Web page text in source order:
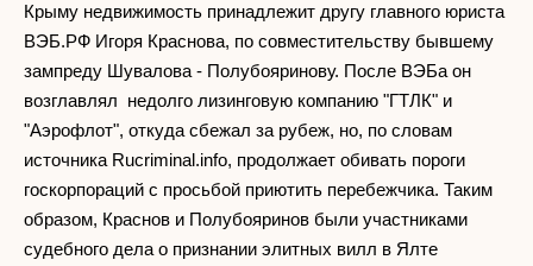
Крыму недвижимость принадлежит другу главного юриста
ВЭБ.РФ Игоря Краснова, по совместительству бывшему
зампреду Шувалова - Полубояринову. После ВЭБа он
возглавлял недолго лизинговую компанию "ГТЛК" и
"Аэрофлот", откуда сбежал за рубеж, но, по словам
источника Rucriminal.info, продолжает обивать пороги
госкорпораций с просьбой приютить перебежчика. Таким
образом, Краснов и Полубояринов были участниками
судебного дела о признании элитных вилл в Ялте